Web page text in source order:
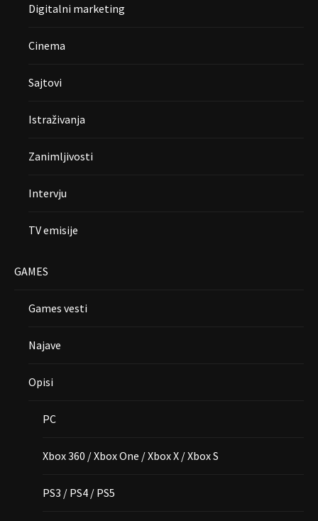
Digitalni marketing
Cinema
Sajtovi
Istraživanja
Zanimljivosti
Intervju
TV emisije
GAMES
Games vesti
Najave
Opisi
PC
Xbox 360 / Xbox One / Xbox X / Xbox S
PS3 / PS4 / PS5